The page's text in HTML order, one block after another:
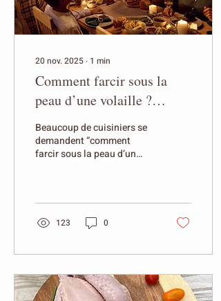
20 nov. 2025 ∙ 1 min
Comment farcir sous la
peau d’une volaille ?
(Guide rapide)
Beaucoup de cuisiniers se
demandent “comment
farcir sous la peau d’un
Cette technique simple
permet d’aromatiser la
chair en profondeur et
croustillante. Pourquoi
farcir sous la peau ?
Glisser un beurre
123 0